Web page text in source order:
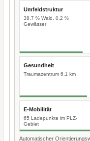
Umfeldstruktur
38,7 % Wald, 0,2 %
Gewässer
Gesundheit
Traumazentrum 6,1 km
E-Mobilität
65 Ladepunkte im PLZ-
Gebiet
Automatischer